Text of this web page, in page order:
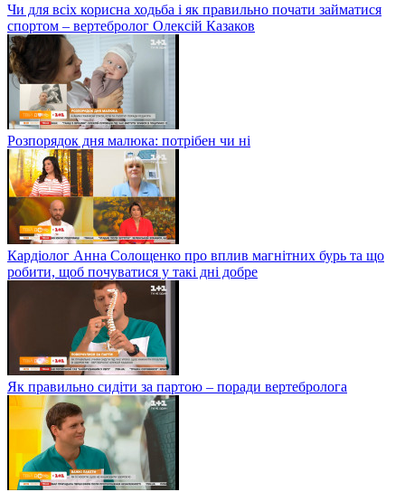
Чи для всіх корисна ходьба і як правильно почати займатися
спортом – вертебролог Олексій Казаков
Розпорядок дня малюка: потрібен чи ні
Кардіолог Анна Солощенко про вплив магнітних бурь та що
робити, щоб почуватися у такі дні добре
Як правильно сидіти за партою – поради вертебролога